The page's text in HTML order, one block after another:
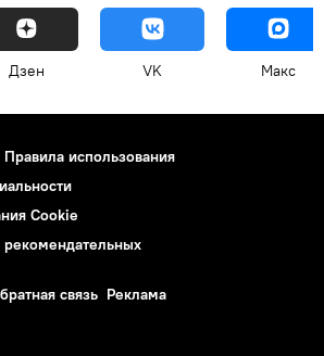
Дзен VK Макс
Правила использования
Cookie
связь Реклама